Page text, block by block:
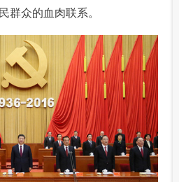
群众的血肉联系。